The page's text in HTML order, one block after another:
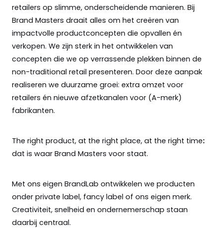
retailers op slimme, onderscheidende manieren. Bij
Brand Masters draait alles om het creëren van
impactvolle productconcepten die opvallen én
verkopen. We zijn sterk in het ontwikkelen van
concepten die we op verrassende plekken binnen de
non-traditional retail presenteren. Door deze aanpak
realiseren we duurzame groei: extra omzet voor
retailers én nieuwe afzetkanalen voor (A-merk)
fabrikanten.
The right product, at the right place, at the right time:
dat is waar Brand Masters voor staat.
Met ons eigen BrandLab ontwikkelen we producten
onder private label, fancy label of ons eigen merk.
Creativiteit, snelheid en ondernemerschap staan
daarbij centraal.